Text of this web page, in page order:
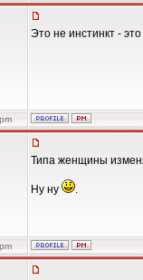
Это не инстинкт -
Типа женщины
Ну ну .